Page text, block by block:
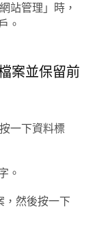
站管理」時，
。
案並保留前
一下資料標
。
，然後按一下